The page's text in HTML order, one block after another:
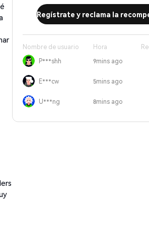
Regístrate y reclama la
Nombre de usuario Hora
P***shh
9mins ago
E***cw 5mins ago
U***ng 8mins ago